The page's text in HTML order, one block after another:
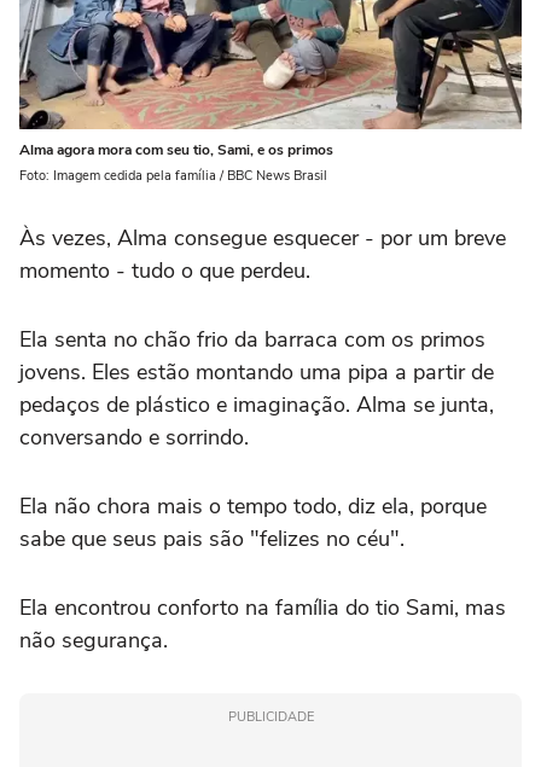
Alma agora mora com seu tio, Sami, e os primos
Foto: Imagem cedida pela família / BBC News Brasil
Às vezes, Alma consegue esquecer - por um breve
momento - tudo o que perdeu.
Ela senta no chão frio da barraca com os primos
jovens. Eles estão montando uma pipa a partir de
pedaços de plástico e imaginação. Alma se junta,
conversando e sorrindo.
Ela não chora mais o tempo todo, diz ela, porque
sabe que seus pais são "felizes no céu".
Ela encontrou conforto na família do tio Sami, mas
não segurança.
PUBLICIDADE